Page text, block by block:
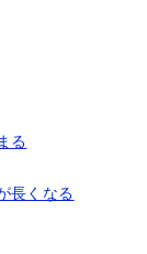
る
長くなる